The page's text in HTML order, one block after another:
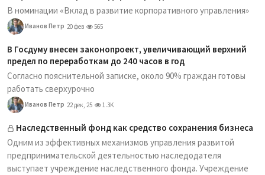
В номинации «Вклад в развитие корпоративного управления»
Иванов Петр 20 фев 565
В Госдуму внесен законопроект, увеличивающий верхний
предел по переработкам до 240 часов в год
Согласно пояснительной записке, около 90% граждан готовы
работать сверхурочно
Иванов Петр 22 дек, 25 1.3K
Наследственный фонд как средство сохранения бизнеса
Одним из эффективных механизмов управления развитой
предпринимательской деятельностью наследодателя
выступает учреждение наследственного фонда. Учреждение